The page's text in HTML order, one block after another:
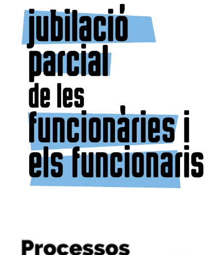
modificació de tres places d’informàtica del grup B, que s'han
reconvertit en dues places diferents. Han de realitzar el canvi d'acord
amb RLLT, per poder convocar les
places. Com que hi ha personal afectat es valoraran els serveis prestats a
les dues especialitats.
afectat el correcte funcionament del servei. Actualment, estan pendents
del borsí auxiliar administratiu que encara no s'ha constituït. Per altra
banda, aquesta
setmana s'incorporaran a Puig dels Bous 5 auxiliars educatius, 3
educadors i 3 psicòlegs.
2. Finalització procés estabilització 30 de juny de 2025.
L'Administració té previst publicar aquesta setmana les borses
derivades del concurs oposició TCAI amb carnet i sense. Adjudicació
auxiliar administratiu de fundació, pendent data publicació al boib. En
el cas del personal de
serveis, no poden fer una previsió, ja que continuen les renúncies i la
quarta llista addicional ha resultat insuficient.
3. Actualització informació convocatòries oferta d’ocupació pública
de l’IMAS, corresponent als exercicis 2021, 2022, 2023 i 2024.
L'administració preveu que durant el mes de juliol es constituiran els
diferents tribunals, juntament amb la
publicació de llistes d'aspirants admesos i exclosos, seguidament
podran fer previsió d'espais i concretar dates. La data més previsible
L'STEI insisteix amb la reclassificació dels i de les TCAI i vàrem
sol·licitar informació actualitzada de la proposta feta, per veure si s'està